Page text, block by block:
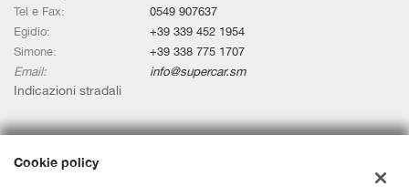
Tel e Fax:
0549 907637
Egidio:
+39 339 452 1954
Simone:
+39 338 775 1707
Email:
info@supercar.sm
Indicazioni stradali
Dati fiscali:
Cookie policy